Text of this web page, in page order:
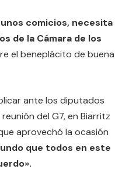
comicios, necesita
de la Cámara de los
el beneplácito de buena
ante los diputados
del G7, en Biarritz
aprovechó la ocasión
que todos en este